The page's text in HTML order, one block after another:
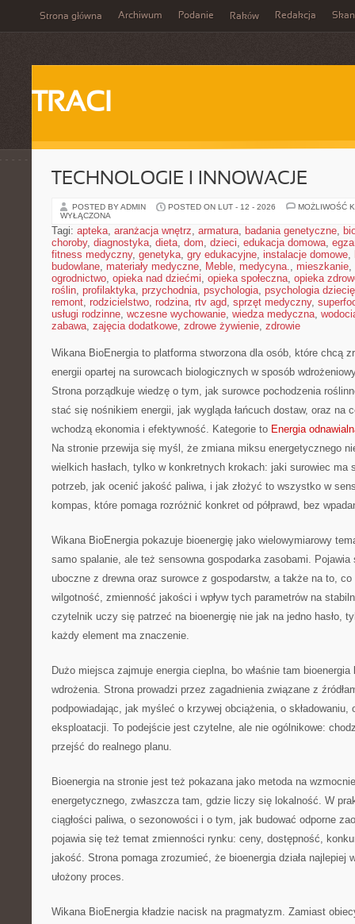
Strona główna Archiwum Podanie Raków Redakcja
TRACI
TECHNOLOGIE I INNOWACJE
POSTED BY ADMIN POSTED ON LUT - 12 - 2026
MOŻLIWOŚĆ
WYŁĄCZONA
Tagi: apteka, aranżacja wnętrz, armatura, badania genetyczne,
choroby, diagnostyka, dieta, dom, dzieci, edukacja domowa,
fitness medyczny, genetyka, gry edukacyjne, instalacje domowe,
budowlane, materiały medyczne, Meble, medycyna., mieszkanie,
ogrodnictwo, opieka nad dziećmi, opieka społeczna, opieka
roślin, profilaktyka, przychodnia, psychologia, psychologia
remont, rodzicielstwo, rodzina, rtv agd, sprzęt medyczny,
usługi rodzinne, wczesne wychowanie, wiedza medyczna,
zabawa, zajęcia dodatkowe, zdrowe żywienie, zdrowie
Wikana BioEnergia to platforma stworzona dla osób, które chcą
energii opartej na surowcach biologicznych w sposób
Strona porządkuje wiedzę o tym, jak surowce pochodzenia
stać się nośnikiem energii, jak wygląda łańcuch dostaw, oraz na
wchodzą ekonomia i efektywność. Kategorie to Energia
Na stronie przewija się myśl, że zmiana miksu energetycznego
wielkich hasłach, tylko w konkretnych krokach: jaki surowiec ma
potrzeb, jak ocenić jakość paliwa, i jak złożyć to wszystko w
kompas, które pomaga rozróżnić konkret od półprawd, bez
Wikana BioEnergia pokazuje bioenergię jako wielowymiarowy
samo spalanie, ale też sensowna gospodarka zasobami.
uboczne z drewna oraz surowce z gospodarstw, a także na to,
wilgotność, zmienność jakości i wpływ tych parametrów na
czytelnik uczy się patrzeć na bioenergię nie jak na jedno hasło,
każdy element ma znaczenie.
Dużo miejsca zajmuje energia cieplna, bo właśnie tam bioenergia
wdrożenia. Strona prowadzi przez zagadnienia związane z
podpowiadając, jak myśleć o krzywej obciążenia, o składowaniu,
eksploatacji. To podejście jest czytelne, ale nie ogólnikowe:
przejść do realnego planu.
Bioenergia na stronie jest też pokazana jako metoda na
energetycznego, zwłaszcza tam, gdzie liczy się lokalność. W
ciągłości paliwa, o sezonowości i o tym, jak budować odporne
pojawia się też temat zmienności rynku: ceny, dostępność,
jakość. Strona pomaga zrozumieć, że bioenergia działa najlepiej
ułożony proces.
Wikana BioEnergia kładzie nacisk na pragmatyzm. Zamiast